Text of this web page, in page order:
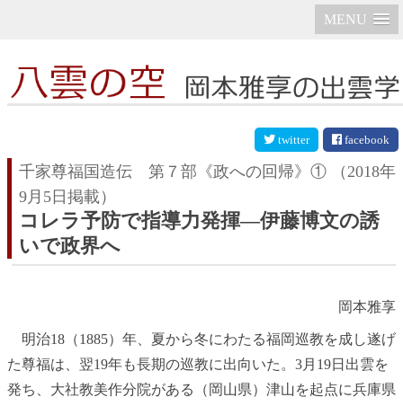
MENU
twitter facebook
千家尊福国造伝 第７部《政への回帰》①
（2018年
9月5日掲載）
コレラ予防で指導力発揮―伊藤博文の誘
いで政界へ
岡本雅享
明治18（1885）年、夏から冬にわたる福岡巡教を成し遂げ
た尊福は、翌19年も長期の巡教に出向いた。3月19日出雲を
発ち、大社教美作分院がある（岡山県）津山を起点に兵庫県